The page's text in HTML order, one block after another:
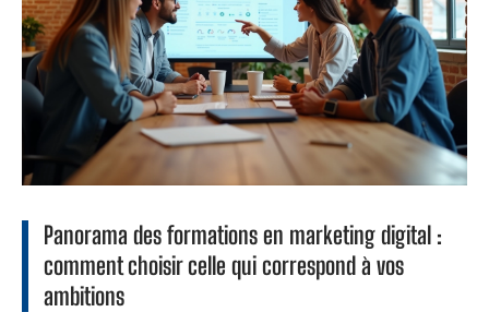
Panorama des formations en marketing digital :
comment choisir celle qui correspond à vos
ambitions